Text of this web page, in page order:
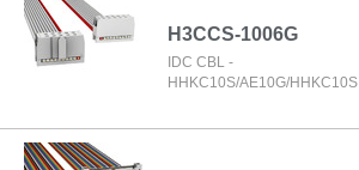
H3CCS-1006G
IDC CBL -
HHKC10S/AE10G/HHKC10S